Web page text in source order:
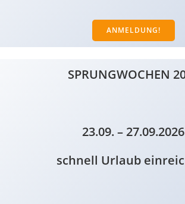
ANMELDUNG!
SPRUNGWOCHEN
23.09. – 27.09.2026
schnell Urlaub